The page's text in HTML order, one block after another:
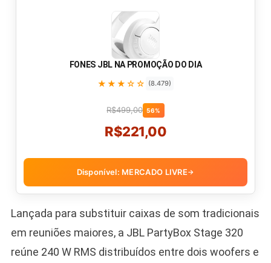
FONES JBL NA PROMOÇÃO DO DIA
★★★☆☆ (8.479)
R$499,00 56%
R$221,00
Disponível: MERCADO LIVRE→
Lançada para substituir caixas de som tradicionais
em reuniões maiores, a JBL PartyBox Stage 320
reúne 240 W RMS distribuídos entre dois woofers e